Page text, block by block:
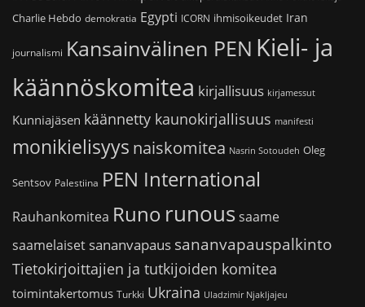
Charlie Hebdo demokratia Egypti ICORN ihmisoikeudet Iran
journalismi Kansainvälinen PEN Kieli- ja
käännöskomitea kirjallisuus kirjamessut
Kunniajäsen käännetty kaunokirjallisuus manifesti
monikielisyys naiskomitea Nasrin Sotoudeh Oleg
Sentsov Palestiina PEN International
Rauhankomitea Runo runoussaame
saamelaiset sananvapaus sananvapauspalkinto
Tietokirjoittajien ja tutkijoiden komitea
toimintakertomus Turkki Ukraina Uladzimir Njakljajeu